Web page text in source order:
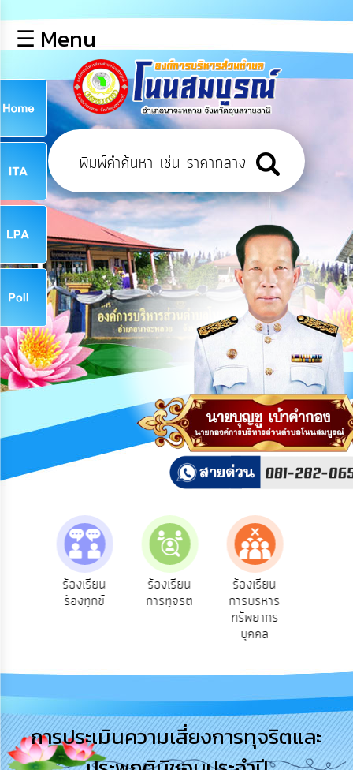
หลัก
ข้อมูล
พื้น
ฐาน
บุคลากร
ข่าว
ประชาสัมพันธ์
การ
เผย
ข้อมูล
สาธารณะ
OIT
การ
ปฏิสัมพันธ์
ฟัง
ความ
ยุทธศาสตร์/
พัฒนา
ทรัพยากร
การ
บริหาร
งาน
☰ Menu
ร้องเรียน
การทุจริต
ร้องเรียน
การบริหาร
e-Service
บริการ
ออนไลน์
การประเมินความเสี่ยงการทุจริตและ